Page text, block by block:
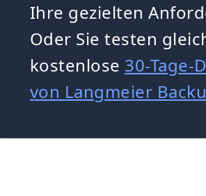
Ihre gezielten
Oder Sie testen
kostenlose 30-Tage-
von Langmeier